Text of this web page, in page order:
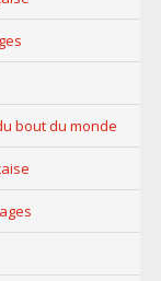
bout du monde